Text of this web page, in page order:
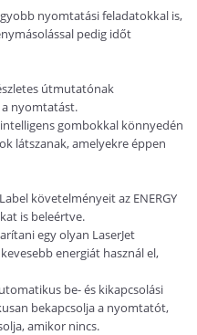
nyomtatási feladatokkal is,
pedig időt
útmutatónak
nyomtatást.
gombokkal könnyedén
látszanak, amelyekre éppen
követelményeit az ENERGY
is beleértve.
egy olyan LaserJet
energiát használ el,
be- és kikapcsolási
bekapcsolja a nyomtatót,
amikor nincs.